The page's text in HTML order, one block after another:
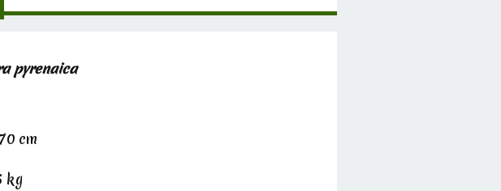
pyrenaica
cm
kg